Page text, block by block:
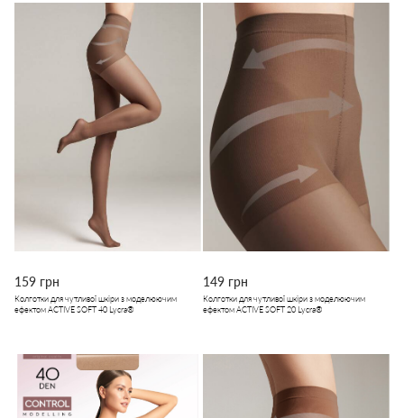
159 грн
Колготки для чутливої шкіри з моделюючим
ефектом ACTIVE SOFT 40 Lycra®
149 грн
Колготки для чутливої шкіри з моделюючим
ефектом ACTIVE SOFT 20 Lycra®